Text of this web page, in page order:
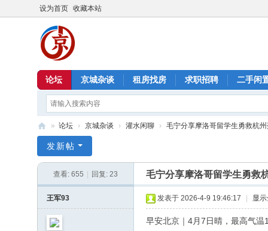
设为首页 收藏本站
论坛 京城杂谈 租房找房 求职招聘 二手闲
京
» 论坛 › 京城杂谈 › 灌水闲聊 › 毛宁分享摩洛哥留学生勇救杭
发新帖
查看: 655 回复: 23 毛宁分享摩洛哥留学生勇救
王军93 发表于 2026-4-9 19:46:17 显
早安北京｜4月7日晴，最高气